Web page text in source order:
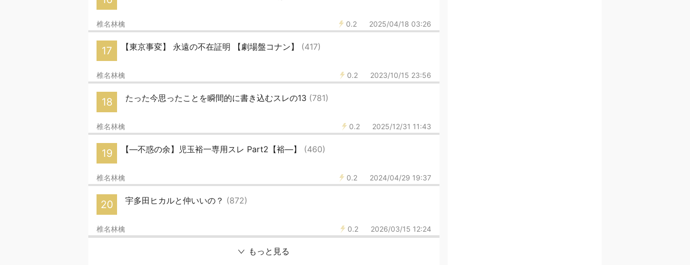
0.2 2025/04/18 03:26
椎名林檎
17 【東京事変】 永遠の不在証明 【劇場盤コナン】 (417)
0.2 2023/10/15 23:56
椎名林檎
18 たった今思ったことを瞬間的に書き込むスレの13 (781)
0.2 2025/12/31 11:43
椎名林檎
19 【―不惑の余】児玉裕一専用スレ Part2【裕―】 (460)
0.2 2024/04/29 19:37
椎名林檎
20 宇多田ヒカルと仲いいの？ (872)
0.2 2026/03/15 12:24
椎名林檎
もっと見る